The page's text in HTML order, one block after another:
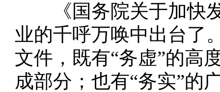
《国务院关于加快发
业的千呼万唤中出台了
文件，既有“务虚”的高
成部分；也有“务实”的